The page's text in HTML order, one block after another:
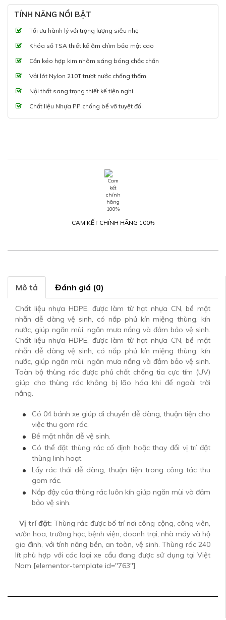
TÍNH NĂNG NỔI BẬT
Tối ưu hành lý với trọng lượng siêu nhẹ
Khóa số TSA thiết kế âm chìm bảo mật cao
Cần kéo hợp kim nhôm sáng bóng chắc chắn
Vải lót Nylon 210T trượt nước chống thấm
Nội thất sang trọng thiết kế tiện nghi
Chất liệu Nhựa PP chống bể vỡ tuyệt đối
CAM KẾT CHÍNH HÃNG 100%
Mô tả Đánh giá (0)
Chất liệu nhựa HDPE, được làm từ hạt nhựa CN, bề mặt
nhẵn dễ dàng vệ sinh, có nắp phủ kín miệng thùng, kín
nước, giúp ngăn mùi, ngăn mưa nắng và đảm bảo vệ sinh.
Chất liệu nhựa HDPE, được làm từ hạt nhựa CN, bề mặt
nhẵn dễ dàng vệ sinh, có nắp phủ kín miệng thùng, kín
nước, giúp ngăn mùi, ngăn mưa nắng và đảm bảo vệ sinh.
Toàn bộ thùng rác được phủ chất chống tia cực tím (UV)
giúp cho thùng rác không bị lão hóa khi để ngoài trời
nắng.
Có 04 bánh xe giúp di chuyển dễ dàng, thuận tiện cho
việc thu gom rác.
Bề mặt nhẵn dễ vệ sinh.
Có thể đặt thùng rác cố định hoặc thay đổi vị trí đặt
thùng linh hoạt.
Lấy rác thải dễ dàng, thuận tiện trong công tác thu
gom rác.
Nắp đậy của thùng rác luôn kín giúp ngăn mùi và đảm
bảo vệ sinh.
Vị trí đặt: Thùng rác được bố trí nơi công cộng, công viên,
vườn hoa, trường học, bệnh viện, doanh trại, nhà máy và hộ
gia đình, với tính năng bền, an toàn, vệ sinh. Thùng rác 240
lít phù hợp với các loại xe cẩu đang được sử dụng tại Việt
Nam [elementor-template id="763"]